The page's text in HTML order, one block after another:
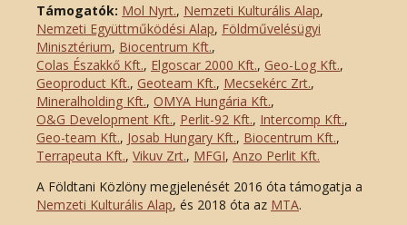
Támogatók: Mol Nyrt., Nemzeti Kulturális Alap,
Nemzeti Együttműködési Alap, Földművelésügyi
Minisztérium, Biocentrum Kft.,
Colas Északkő Kft., Elgoscar 2000 Kft., Geo-Log Kft.,
Geoproduct Kft., Geoteam Kft., Mecsekérc Zrt.,
Mineralholding Kft., OMYA Hungária Kft.,
O&G Development Kft., Perlit-92 Kft., Intercomp Kft.,
Geo-team Kft., Josab Hungary Kft., Biocentrum Kft.,
Terrapeuta Kft., Vikuv Zrt., MFGI, Anzo Perlit Kft.
A Földtani Közlöny megjelenését 2016 óta támogatja a
Nemzeti Kulturális Alap, és 2018 óta az MTA.